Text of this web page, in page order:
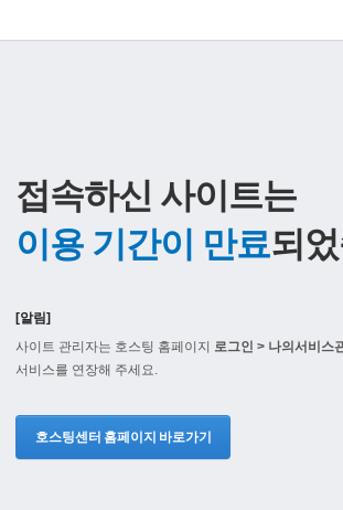
접속하신 사이트는
이용 기간이 만료되
[알림]
사이트 관리자는 호스팅 홈페이지 로그인 > 나의서비스
서비스를 연장해 주세요.
호스팅센터 홈페이지 바로가기